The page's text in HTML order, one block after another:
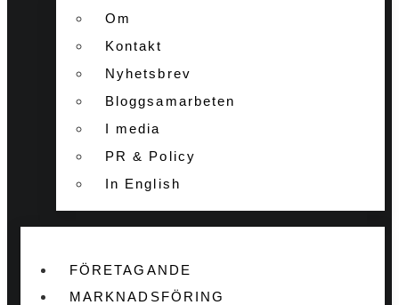
Om
Kontakt
Nyhetsbrev
Bloggsamarbeten
I media
PR & Policy
In English
FÖRETAGANDE
MARKNADSFÖRING